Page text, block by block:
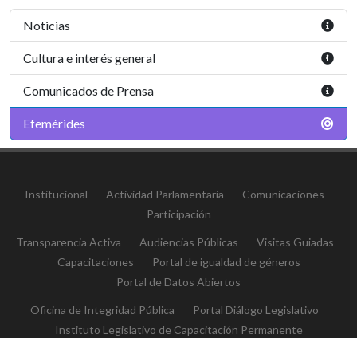
Noticias
Cultura e interés general
Comunicados de Prensa
Efemérides
Institucional Actividad Parlamentaria
Comunicaciones
Participación
Transparencia Activa Audiencias Públicas
Visitas Guiadas
Capacitaciones
Portal de igualdad de géneros
Portal de Datos Abiertos
Oficina de Integridad Pública
Portal Diálogo Legislativo
Instituto Legislativo de Capacitación Permanente